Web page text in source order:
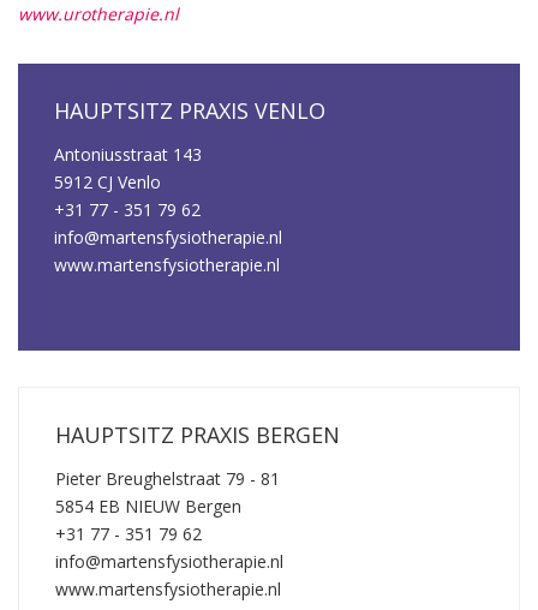
www.urotherapie.nl
HAUPTSITZ PRAXIS VENLO
Antoniusstraat 143
5912 CJ Venlo
+31 77 - 351 79 62
info@martensfysiotherapie.nl
www.martensfysiotherapie.nl
HAUPTSITZ PRAXIS BERGEN
Pieter Breughelstraat 79 - 81
5854 EB NIEUW Bergen
+31 77 - 351 79 62
info@martensfysiotherapie.nl
www.martensfysiotherapie.nl